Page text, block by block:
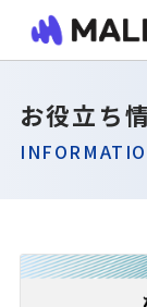
お役立ち